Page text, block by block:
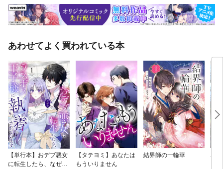
あわせてよく買われている本
【単行本】おデブ悪女
に転生したら、なぜか
【タテヨミ】あなたは
もういりません
結界師の一輪華
バ